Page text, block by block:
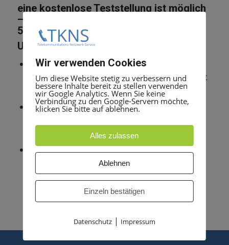
eine kostenlose Teststellung ist möglich
– wir beraten Sie gern. Telefon: 030
50508080
UC-Integration
Der Einsatz von UC-Anwendungen zur
Echtzeitkommunikation und -zusammenarbeit
per Computer nimmt zu.
Die Software der Geräte der Konftel 55 Serie
Diese stellen Funktionen der UC-Clients direkt
über den Touchscreen des Konftel 55 oder
Konftel 55W zur Verfügung.
Wir verwenden Cookies
Um diese Website stetig zu verbessern und
bessere Inhalte bereit zu stellen verwenden
wir Google Analytics. Wenn Sie keine
Verbindung zu den Google-Servern möchte,
klicken Sie bitte auf ablehnen.
Alles zulassen
Ablehnen
Einzeln bestätigen
Datenschutz| Impressum